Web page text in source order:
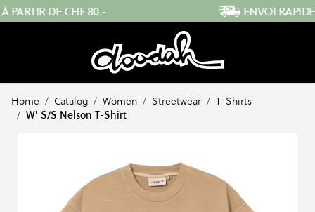
Skip to Content ENVOI RAPIDE DEPUIS LA SUISSE
Home / Catalog / Women / Streetwear / T-Shirts
/ W' S/S Nelson T-Shirt